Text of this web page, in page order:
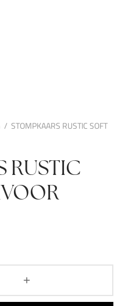
/ STOMPKAARS RUSTIC SOFT
RUSTIC